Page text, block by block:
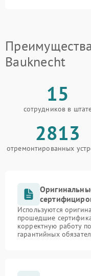
Bauknecht
15
сотрудников в
2813
отремонтированных
Используются
прошедшие
корректную работу
гарантийных